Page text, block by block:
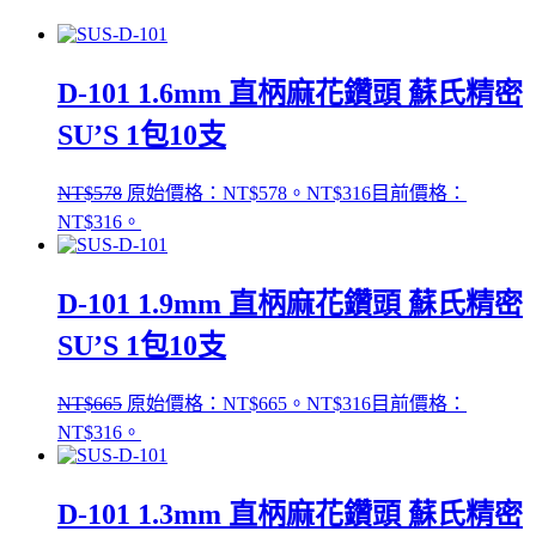
D-101 1.6mm 直柄麻花鑽頭 蘇氏精密
SU’S 1包10支
NT$578 原始價格：NT$578。 NT$316目前價格：
NT$316。
D-101 1.9mm 直柄麻花鑽頭 蘇氏精密
SU’S 1包10支
NT$665 原始價格：NT$665。 NT$316目前價格：
NT$316。
D-101 1.3mm 直柄麻花鑽頭 蘇氏精密